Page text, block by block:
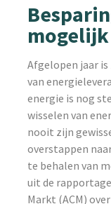
mogelijk
Afgelopen jaar is
van
energie is nog
wisselen van
nooit zijn
overstappen
te behalen van
uit de
Markt (ACM)